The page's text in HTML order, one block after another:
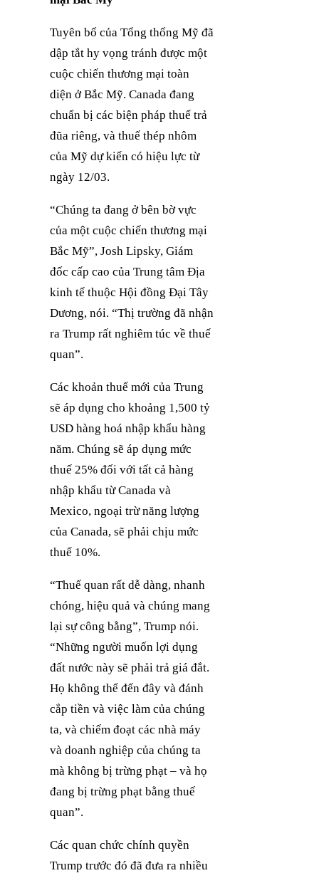
Tuyên bố của Tổng thống Mỹ đã
dập tắt hy vọng tránh được một
cuộc chiến thương mại toàn
diện ở Bắc Mỹ. Canada đang
chuẩn bị các biện pháp thuế trả
đũa riêng, và thuế thép nhôm
của Mỹ dự kiến có hiệu lực từ
ngày 12/03.
“Chúng ta đang ở bên bờ vực
của một cuộc chiến thương mại
Bắc Mỹ”, Josh Lipsky, Giám
đốc cấp cao của Trung tâm Địa
kinh tế thuộc Hội đồng Đại Tây
Dương, nói. “Thị trường đã nhận
ra Trump rất nghiêm túc về thuế
quan”.
Các khoản thuế mới của Trung
sẽ áp dụng cho khoảng 1,500 tỷ
USD hàng hoá nhập khẩu hàng
năm. Chúng sẽ áp dụng mức
thuế 25% đối với tất cả hàng
nhập khẩu từ Canada và
Mexico, ngoại trừ năng lượng
của Canada, sẽ phải chịu mức
thuế 10%.
“Thuế quan rất dễ dàng, nhanh
chóng, hiệu quả và chúng mang
lại sự công bằng”, Trump nói.
“Những người muốn lợi dụng
đất nước này sẽ phải trả giá đắt.
Họ không thể đến đây và đánh
cắp tiền và việc làm của chúng
ta, và chiếm đoạt các nhà máy
và doanh nghiệp của chúng ta
mà không bị trừng phạt – và họ
đang bị trừng phạt bằng thuế
quan”.
Các quan chức chính quyền
Trump trước đó đã đưa ra nhiều